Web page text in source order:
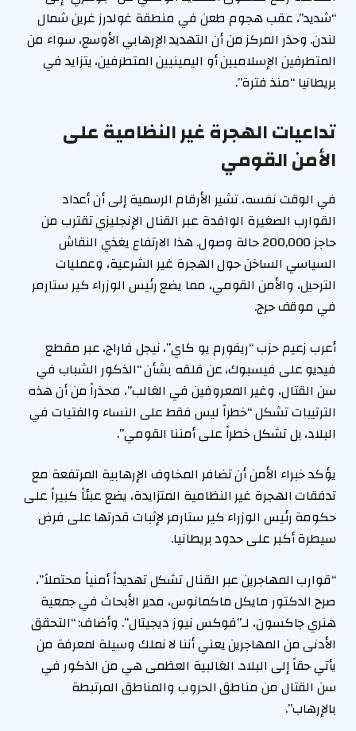
“شديد”، عقب هجوم طعن في منطقة غولدرز غرين شمال
لندن. وحذر المركز من أن التهديد الإرهابي الأوسع، سواء من
المتطرفين الإسلاميين أو اليمينيين المتطرفين، يتزايد في
بريطانيا “منذ فترة”.
تداعيات الهجرة غير النظامية على
الأمن القومي
في الوقت نفسه، تشير الأرقام الرسمية إلى أن أعداد
القوارب الصغيرة الوافدة عبر القنال الإنجليزي تقترب من
حاجز 200,000 حالة وصول. هذا الارتفاع يغذي النقاش
السياسي الساخن حول الهجرة غير الشرعية، وعمليات
الترحيل، والأمن القومي، مما يضع رئيس الوزراء كير ستارمر
في موقف حرج.
أعرب زعيم حزب “ريفورم يو كاي”، نيجل فاراج، عبر مقطع
فيديو على فيسبوك، عن قلقه بشأن “الذكور الشباب في
سن القتال، وغير المعروفين في الغالب”، محذراً من أن هذه
الترتيبات تشكل “خطراً ليس فقط على النساء والفتيات في
البلاد، بل تشكل خطراً على أمننا القومي”.
يؤكد خبراء الأمن أن تضافر المخاوف الإرهابية المرتفعة مع
تدفقات الهجرة غير النظامية المتزايدة، يضع عبئاً كبيراً على
حكومة رئيس الوزراء كير ستارمر لإثبات قدرتها على فرض
سيطرة أكبر على حدود بريطانيا.
“قوارب المهاجرين عبر القنال تشكل تهديداً أمنياً محتملاً”،
صرح الدكتور مايكل ماكمانوس، مدير الأبحاث في جمعية
هنري جاكسون، لـ”فوكس نيوز ديجيتال”. وأضاف: “التحقق
الأدنى من المهاجرين يعني أننا لا نملك وسيلة لمعرفة من
يأتي حقاً إلى البلاد. الغالبية العظمى هي من الذكور في
سن القتال من مناطق الحروب والمناطق المرتبطة
بالإرهاب”.